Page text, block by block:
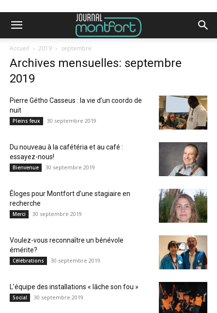
Accueil 2019 septembre
Archives mensuelles: septembre
2019
Pierre Gétho Casseus : la vie d’un coordo de
nuit
Pleins feux 30 septembre 2019
Du nouveau à la cafétéria et au café :
essayez-nous!
Bienvenue 30 septembre 2019
Éloges pour Montfort d’une stagiaire en
recherche
Merci 30 septembre 2019
Voulez-vous reconnaître un bénévole
émérite?
Célébrations 30 septembre 2019
L’équipe des installations « lâche son fou »
Social 30 septembre 2019